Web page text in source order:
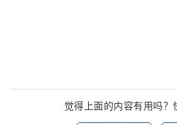
觉得上面的内容有用吗？